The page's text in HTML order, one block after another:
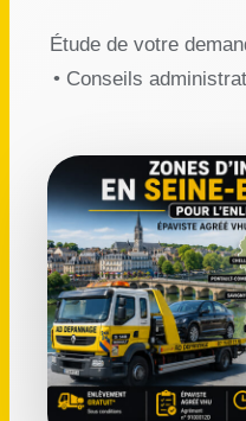
Étude de votre
• Conseils